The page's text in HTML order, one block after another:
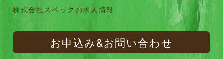
株式会社スペックの求人情報
お申込み&お問い合わせ